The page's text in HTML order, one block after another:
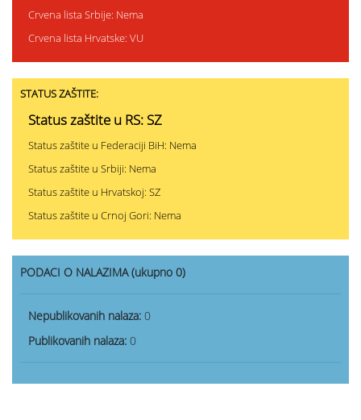
Crvena lista Srbije: Nema
Crvena lista Hrvatske: VU
STATUS ZAŠTITE:
Status zaštite u RS: SZ
Status zaštite u Federaciji BiH: Nema
Status zaštite u Srbiji: Nema
Status zaštite u Hrvatskoj: SZ
Status zaštite u Crnoj Gori: Nema
PODACI O NALAZIMA (ukupno 0)
Nepublikovanih nalaza: 0
Publikovanih nalaza: 0